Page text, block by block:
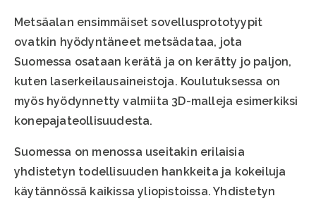
Metsäalan ensimmäiset sovellusprototyypit
ovatkin hyödyntäneet metsädataa, jota
Suomessa osataan kerätä ja on kerätty jo paljon,
kuten laserkeilausaineistoja. Koulutuksessa on
myös hyödynnetty valmiita 3D-malleja esimerkiksi
konepajateollisuudesta.
Suomessa on menossa useitakin erilaisia
yhdistetyn todellisuuden hankkeita ja kokeiluja
käytännössä kaikissa yliopistoissa. Yhdistetyn